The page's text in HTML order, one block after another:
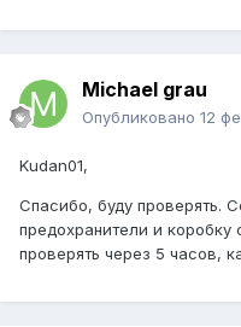
Michael grau
Опубликовано 12
Kudan01,
Спасибо, буду проверять.
предохранители и коробку
проверять через 5 часов,